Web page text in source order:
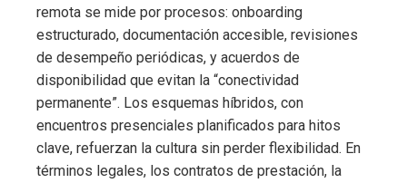
remota se mide por procesos: onboarding
estructurado, documentación accesible, revisiones
de desempeño periódicas, y acuerdos de
disponibilidad que evitan la “conectividad
permanente”. Los esquemas híbridos, con
encuentros presenciales planificados para hitos
clave, refuerzan la cultura sin perder flexibilidad. En
términos legales, los contratos de prestación, la